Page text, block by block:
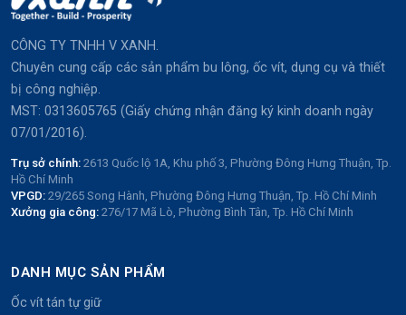
CÔNG TY TNHH V XANH.
Chuyên cung cấp các sản phẩm bu lông, ốc vít, dụng cụ và thiết
bị công nghiệp.
MST: 0313605765 (Giấy chứng nhận đăng ký kinh doanh ngày
07/01/2016).
Trụ sở chính: 2613 Quốc lộ 1A, Khu phố 3, Phường Đông Hưng Thuận, Tp.
Hồ Chí Minh
VPGD: 29/265 Song Hành, Phường Đông Hưng Thuận, Tp. Hồ Chí Minh
Xưởng gia công: 276/17 Mã Lò, Phường Bình Tân, Tp. Hồ Chí Minh
DANH MỤC SẢN PHẨM
Ốc vít tán tự giữ